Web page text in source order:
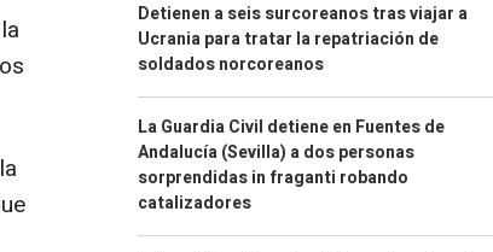
Detienen a seis surcoreanos tras viajar a
Ucrania para tratar la repatriación de
soldados norcoreanos
La Guardia Civil detiene en Fuentes de
Andalucía (Sevilla) a dos personas
sorprendidas in fraganti robando
catalizadores